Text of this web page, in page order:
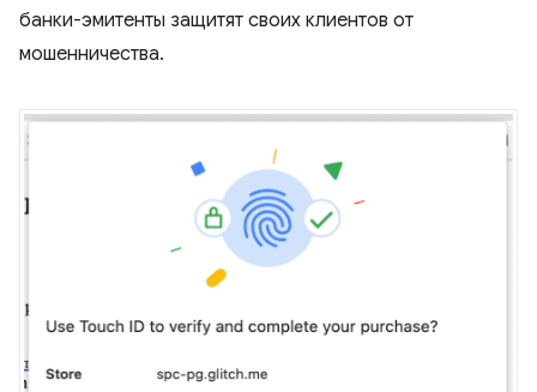
банки-эмитенты защитят своих клиентов от
мошенничества.